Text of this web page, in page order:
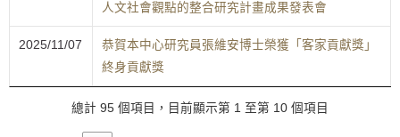
人文社會觀點的整合研究計畫成果發表會
2025/11/07
恭賀本中心研究員張維安博士榮獲「客家貢獻獎」
終身貢獻獎
總計 95 個項目，目前顯示第 1 至第 10 個項目